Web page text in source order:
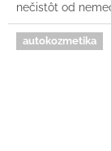
nečistôt od
autokozmetika